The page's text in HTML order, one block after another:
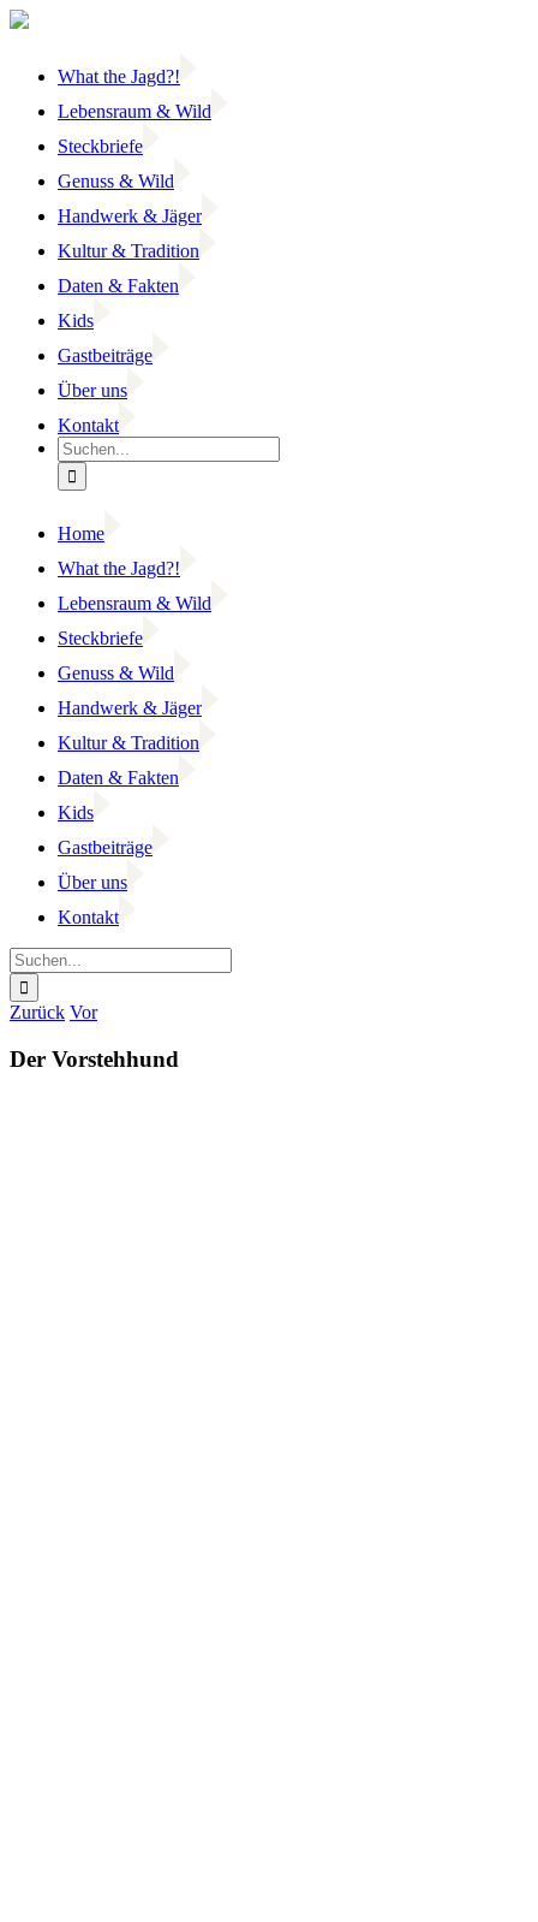
Zum
What the Jagd?!
Lebensraum & Wild
Steckbriefe
Genuss & Wild
Handwerk & Jäger
Kultur & Tradition
Daten & Fakten
Kids
Gastbeiträge
Über uns
Kontakt
Suche
nach:
Home
What the Jagd?!
Lebensraum & Wild
Steckbriefe
Genuss & Wild
Handwerk & Jäger
Kultur & Tradition
Daten & Fakten
Kids
Gastbeiträge
Über uns
Kontakt
Suche
nach:
Facebook
YouTube
Instagram
Zurück Vor
Der Vorstehhund